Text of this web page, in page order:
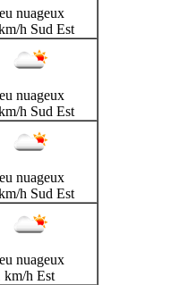
nuageux
h Sud Est
nuageux
h Sud Est
nuageux
h Sud Est
nuageux
km/h Est